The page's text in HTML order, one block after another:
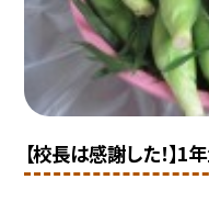
【校長は感謝した！】1